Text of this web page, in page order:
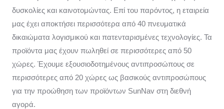
δυσκολίες και καινοτομώντας. Επί του παρόντος, η εταιρεία
μας έχει αποκτήσει περισσότερα από 40 πνευματικά
δικαιώματα λογισμικού και πατενταρισμένες τεχνολογίες. Τα
προϊόντα μας έχουν πωληθεί σε περισσότερες από 50
χώρες. Έχουμε εξουσιοδοτημένους αντιπροσώπους σε
περισσότερες από 20 χώρες ως βασικούς αντιπροσώπους
για την προώθηση των προϊόντων SunNav στη διεθνή
αγορά.